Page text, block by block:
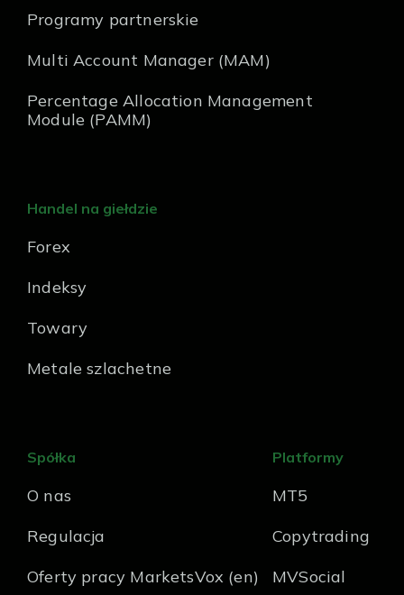
Programy partnerskie
Multi Account Manager (MAM)
Percentage Allocation Management
Module (PAMM)
Handel na giełdzie
Forex
Indeksy
Towary
Metale szlachetne
Spółka
O nas
Regulacja
Oferty pracy MarketsVox (en)
Platformy
MT5
Copytrading
MVSocial